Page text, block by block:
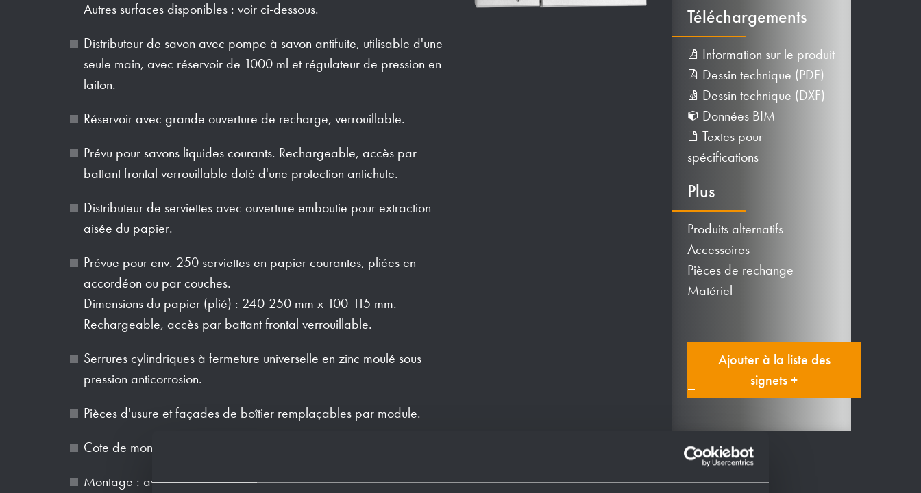
Autres surfaces disponibles : voir ci-dessous.
Distributeur de savon avec pompe à savon antifuite, utilisable d'une
seule main, avec réservoir de 1000 ml et régulateur de pression en
laiton.
Réservoir avec grande ouverture de recharge, verrouillable.
Prévu pour savons liquides courants. Rechargeable, accès par
battant frontal verrouillable doté d'une protection antichute.
Distributeur de serviettes avec ouverture emboutie pour extraction
aisée du papier.
Prévue pour env. 250 serviettes en papier courantes, pliées en
accordéon ou par couches.
Dimensions du papier (plié) : 240-250 mm x 100-115 mm.
Rechargeable, accès par battant frontal verrouillable.
Serrures cylindriques à fermeture universelle en zinc moulé sous
pression anticorrosion.
Pièces d'usure et façades de boîtier remplaçables par module.
Cote de montage : 450 x 150 x 154 mm
Montage : avec quatre vis dans découpe réalisée sur site, à travers
Téléchargements
Information sur le produit
Dessin technique (PDF)
Dessin technique (DXF)
Données BIM
Textes pour
spécifications
Plus
Produits alternatifs
Accessoires
Pièces de rechange
Matériel
Ajouter à la liste des
signets +